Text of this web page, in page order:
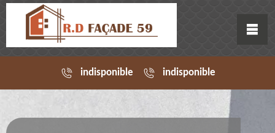
indisponible indisponible